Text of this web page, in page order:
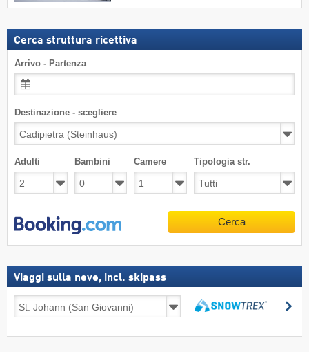
Cerca struttura ricettiva
Arrivo - Partenza
Destinazione - scegliere
Adulti Bambini Camere Tipologia str.
Cerca
Viaggi sulla neve, incl. skipass
sulla
incl.